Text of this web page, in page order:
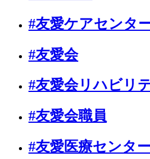
#友愛ケアセンタ
#友愛会
#友愛会リハビリ
#友愛会職員
#友愛医療センター